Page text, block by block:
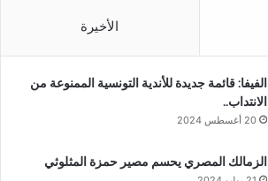
الأخيرة
الفيفا: قائمة جديدة للأندية التونسية الممنوعة من
الانتداب..
20 أغسطس 2024
الزمالك المصري يحسم مصير حمزة المثلوثي